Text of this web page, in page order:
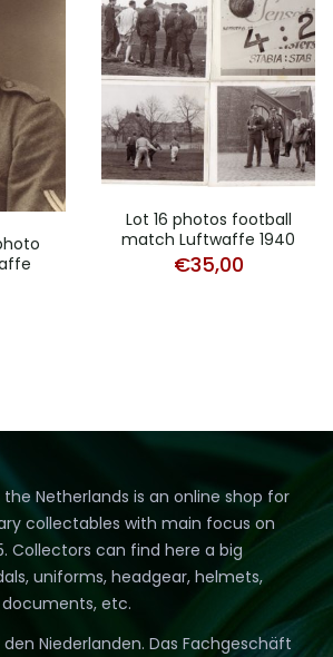
Lot 16 photos football
match Luftwaffe 1940
€35,00
Netherlands is an online shop for
collectables with main focus on
Collectors can find here a big
uniforms, headgear, helmets,
etc.
Niederlanden. Das Fachgeschäft